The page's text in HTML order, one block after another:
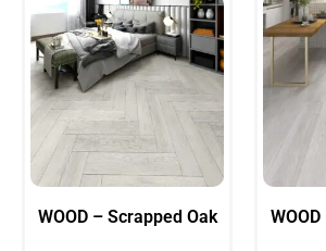
WOOD – Scrapped Oak